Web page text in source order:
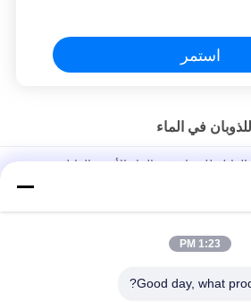
استمر
في الماء
للذوبان في الماء الأحمر القابل
حقيبة الغسيل القابلة للذوبان في الماء PVA القابل للتصرف ، أكياس
1:23 PM
Good day, what